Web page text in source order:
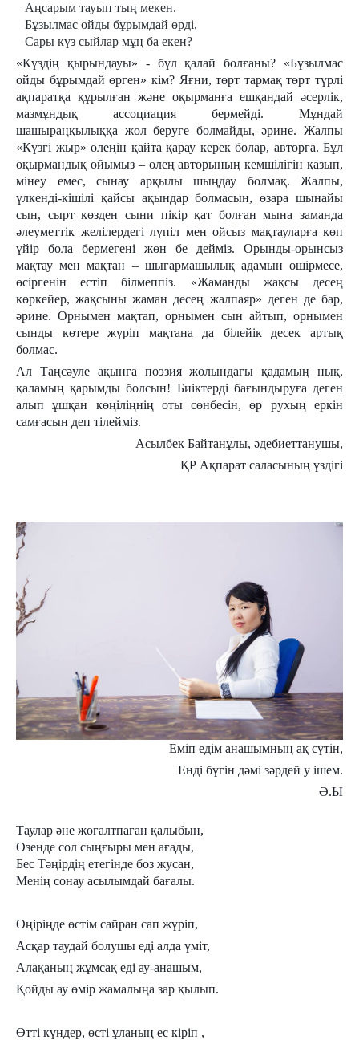
Аңсарым тауып тың мекен.
Бұзылмас ойды бұрымдай өрді,
Сары күз сыйлар мұң ба екен?
«Күздің қырындауы» - бұл қалай болғаны? «Бұзылмас
ойды бұрымдай өрген» кім? Яғни, төрт тармақ төрт түрлі
ақпаратқа құрылған және оқырманға ешқандай әсерлік,
мазмұндық ассоциация бермейді. Мұндай
шашыраңқылыққа жол беруге болмайды, әрине. Жалпы
«Күзгі жыр» өлеңін қайта қарау керек болар, авторға. Бұл
оқырмандық ойымыз – өлең авторының кемшілігін қазып,
мінеу емес, сынау арқылы шыңдау болмақ. Жалпы,
үлкенді-кішілі қайсы ақындар болмасын, өзара шынайы
сын, сырт көзден сыни пікір қат болған мына заманда
әлеуметтік желілердегі лүпіл мен ойсыз мақтауларға көп
үйір бола бермегені жөн бе дейміз. Орынды-орынсыз
мақтау мен мақтан – шығармашылық адамын өшірмесе,
өсіргенін естіп білмеппіз. «Жаманды жақсы десең
көркейер, жақсыны жаман десең жалпаяр» деген де бар,
әрине. Орнымен мақтап, орнымен сын айтып, орнымен
сынды көтере жүріп мақтана да білейік десек артық
болмас.
Ал Таңсәуле ақынға поэзия жолындағы қадамың нық,
қаламың қарымды болсын! Биіктерді бағындыруға деген
алып ұшқан көңіліңнің оты сөнбесін, өр рухың еркін
самғасын деп тілейміз.
Асылбек Байтанұлы, әдебиеттанушы,
ҚР Ақпарат саласының үздігі
Еміп едім анашымның ақ сүтін,
Енді бүгін дәмі зәрдей у ішем.
Ә.Ы
Таулар әне жоғалтпаған қалыбын,
Өзенде сол сыңғыры мен ағады,
Бес Тәңірдің етегінде боз жусан,
Менің сонау асылымдай бағалы.
Өңіріңде өстім сайран сап жүріп,
Асқар таудай болушы еді алда үміт,
Алақаның жұмсақ еді ау-анашым,
Қойды ау өмір жамалыңа зар қылып.
Өтті күндер, өсті ұланың ес кіріп ,